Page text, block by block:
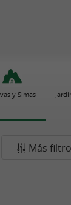
y Simas
Más